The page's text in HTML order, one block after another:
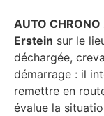
AUTO
Erstein sur le
déchargée,
démarrage : il
remettre en
évalue la